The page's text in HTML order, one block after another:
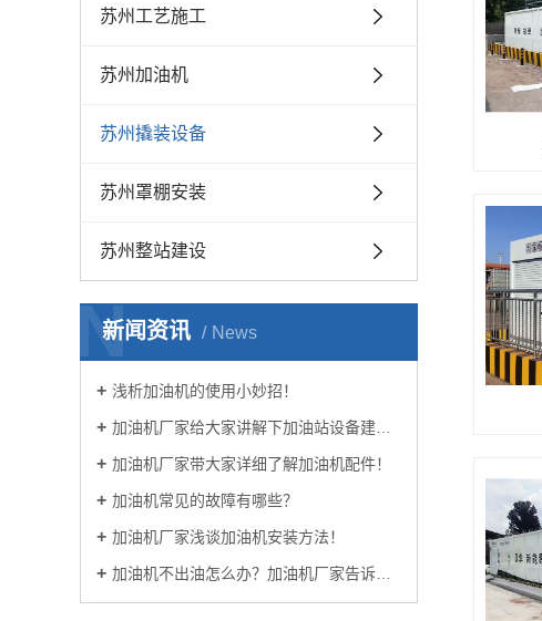
苏州工艺施工
苏州加油机
苏州撬装设备
苏州罩棚安装
苏州整站建设
新闻资讯 News
N
浅析加油机的使用小妙招！
加油机厂家给大家讲解下加油站设备建设要求！
加油机厂家带大家详细了解加油机配件！
加油机常见的故障有哪些？
加油机厂家浅谈加油机安装方法！
加油机不出油怎么办？加油机厂家告诉您！